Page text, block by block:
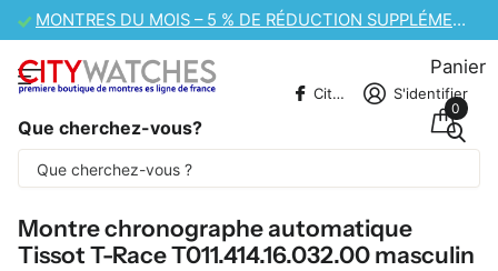
VENTE DE MONTRES CASIO – 10 % DE RÉDUCTION SUPPLÉMENTAIRE
Que cherchez-vous?
CitywatchesFR S'identifier
Panier
0
Une partie du contenu est traduite
automatiquement.
Montre chronographe automatique
Tissot T-Race T011.414.16.032.00 masculin